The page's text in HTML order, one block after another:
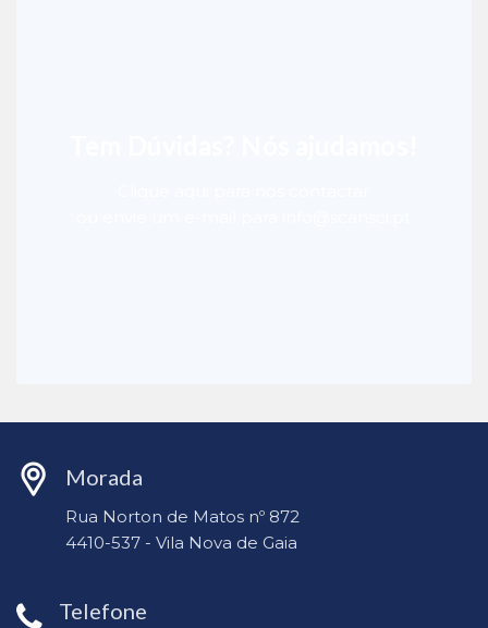
Morada
Rua Norton de Matos nº 872
4410-537 - Vila Nova de Gaia
Telefone